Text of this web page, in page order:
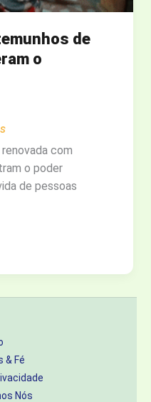
de
o
com
o poder
de pessoas
& Fé
Nós